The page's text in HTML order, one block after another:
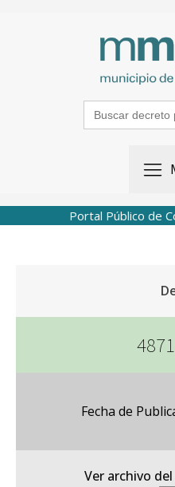
Search
for:
Portal Público de
Fecha de
Ver archivo